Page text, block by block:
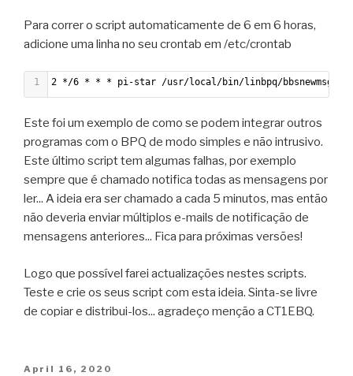
Para correr o script automaticamente de 6 em 6 horas,
adicione uma linha no seu crontab em /etc/crontab
1 2 */6 * * * pi-star /usr/local/bin/linbpq/bbsnewmsg.sh
Este foi um exemplo de como se podem integrar outros
programas com o BPQ de modo simples e não intrusivo.
Este último script tem algumas falhas, por exemplo
sempre que é chamado notifica todas as mensagens por
ler... A ideia era ser chamado a cada 5 minutos, mas então
não deveria enviar múltiplos e-mails de notificação de
mensagens anteriores... Fica para próximas versões!
Logo que possível farei actualizações nestes scripts.
Teste e crie os seus script com esta ideia. Sinta-se livre
de copiar e distribui-los... agradeço menção a CT1EBQ.
Posted
April 16, 2020